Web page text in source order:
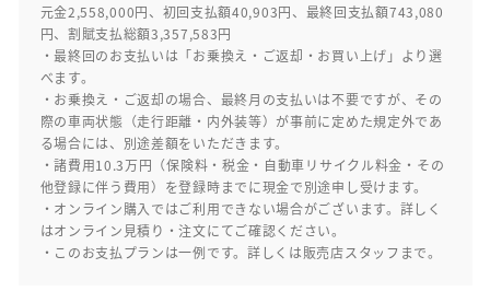
元金2,558,000円、初回支払額40,903円、最終回支払額743,080
円、割賦支払総額3,357,583円
・最終回のお支払いは「お乗換え・ご返却・お買い上げ」より選
べます。
・お乗換え・ご返却の場合、最終月の支払いは不要ですが、その
際の車両状態（走行距離・内外装等）が事前に定めた規定外であ
る場合には、別途差額をいただきます。
・諸費用10.3万円（保険料・税金・自動車リサイクル料金・その
他登録に伴う費用）を登録時までに現金で別途申し受けます。
・オンライン購入ではご利用できない場合がございます。詳しく
はオンライン見積り・注文にてご確認ください。
・このお支払プランは一例です。詳しくは販売店スタッフまで。